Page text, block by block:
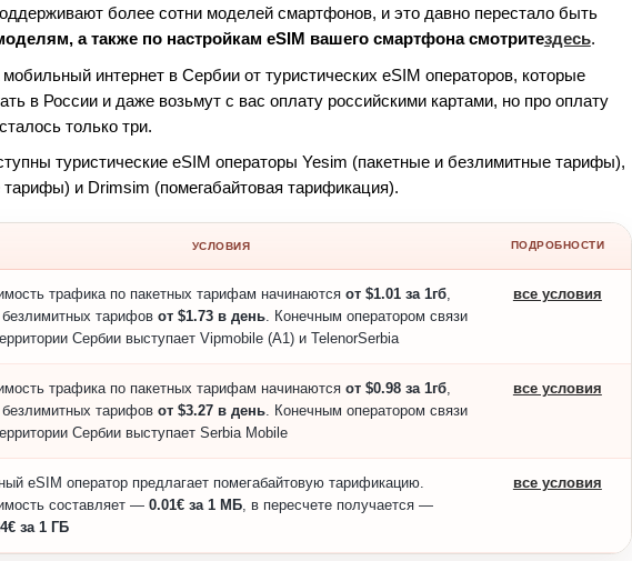
более сотни моделей смартфонов, и это давно перестало быть
а также по настройкам eSIM вашего смартфона смотритездесь.
интернет в Сербии от туристических eSIM операторов, которые
в России и даже возьмут с вас оплату российскими картами, но про оплату
только три.
туристические eSIM операторы Yesim (пакетные и безлимитные тарифы),
и Drimsim (помегабайтовая тарификация).
УСЛОВИЯ ПОДРОБНОСТИ
трафика по пакетных тарифам начинаются от $1.01 за 1гб,
тарифов от $1.73 в день. Конечным оператором связи
Сербии выступает Vipmobile (A1) и TelenorSerbia
все условия
трафика по пакетных тарифам начинаются от $0.98 за 1гб,
тарифов от $3.27 в день. Конечным оператором связи
Сербии выступает Serbia Mobile
все условия
eSIM оператор предлагает помегабайтовую тарификацию.
составляет — 0.01€ за 1 МБ, в пересчете получается —
за 1 ГБ
все условия